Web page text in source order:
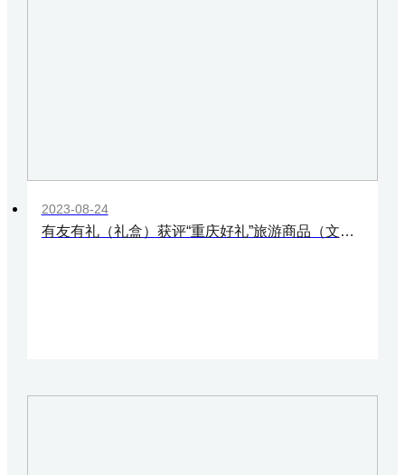
2023-08-24
有友有礼（礼盒）获评“重庆好礼”旅游商品（文创产品）大赛银奖